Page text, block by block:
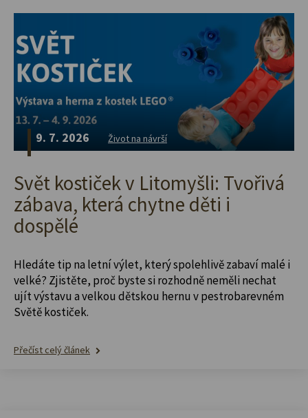
9. 7. 2026 Život na návrší
Svět kostiček v Litomyšli: Tvořivá
zábava, která chytne děti i
dospělé
Hledáte tip na letní výlet, který spolehlivě zabaví malé i
velké? Zjistěte, proč byste si rozhodně neměli nechat
ujít výstavu a velkou dětskou hernu v pestrobarevném
Světě kostiček.
Přečíst celý článek